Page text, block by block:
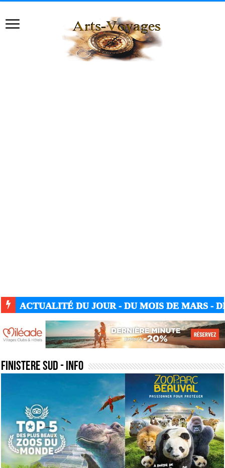
ACTUALITÉ GUERRE UKRAINE-RUSSIE
finistere sud - Info